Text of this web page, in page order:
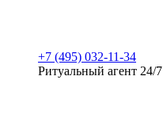
+7 (495) 032-11-34
Ритуальный агент 24/7